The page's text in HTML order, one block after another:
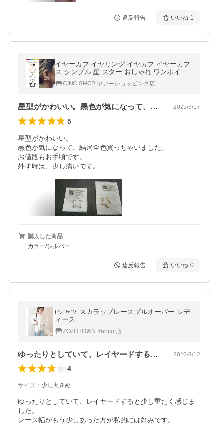
違反報告 いいね 1
イヤーカフ イヤリング イヤカフ イヤーカフ
ス シンプル 星 スター おしゃれ ワンポイン
ト 安い プチプラ
CINC SHOP ヤフーショッピング店
星型がかわいい。黒色が気になって、結局… 2025/3/17
5
星型がかわいい。
黒色が気になって、結局全色買っちゃいました。
お値段もお手頃です。
購入した商品
カラー/シルバー
違反報告 いいね 0
tシャツ スカラップレースプルオーバー レデ
ィース
ZOZOTOWN Yahoo!店
ゆったりとしていて、レイヤードすると少… 2026/3/12
4
サイズ ： 少し大きめ
ゆったりとしていて、レイヤードすると少し重たく感じま
した。
レース幅がもう少しあった方が私的には好みです。